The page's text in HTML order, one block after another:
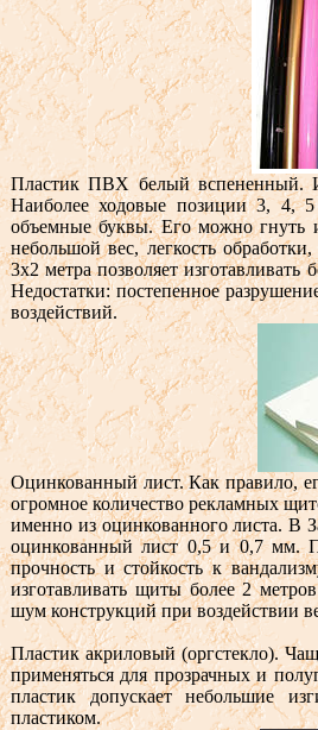
Пластик ПВХбелыйвспененный.
Наиболее ходовые позиции3, 4,
объемныебуквы. Егоможно гнуть
небольшойвес,легкость обработки
3х2 метрапозволяет изготавливать
Недостатки:постепенное
воздействий.
Оцинкованный лист. Как правило,
огромное количестворекламных
именно из оцинкованного листа. В
оцинкованный лист0,5 и 0,7мм.
прочностьистойкостьк в
изготавливатьщиты более2метро
шумконструкцийпри воздействии в
Пластик акриловый(оргстекло).
применяться дляпрозрачныхи
пластик
допускает небольшие
пластиком.